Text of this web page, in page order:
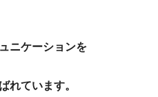
ニケーションを
れています。